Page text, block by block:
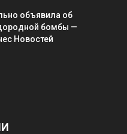
объявила об
бомбы —
Новостей